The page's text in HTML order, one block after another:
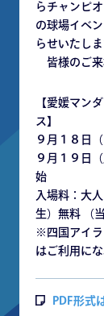
らチャンピ
の球場イベ
らせいたしま
皆様のご来
【愛媛マン
ス】
９月１８日
９月１９日
始
入場料：大
生）無料 （
※四国アイラ
はご利用に
PDF形式